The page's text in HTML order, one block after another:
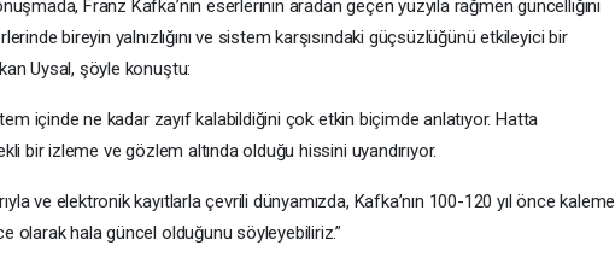
Franz Kafka’nın eserlerinin aradan geçen yüzyıla rağmen güncelliğini
bireyin yalnızlığını ve sistem karşısındaki güçsüzlüğünü etkileyici bir
Uysal, şöyle konuştu:
içinde ne kadar zayıf kalabildiğini çok etkin biçimde anlatıyor. Hatta
bir izleme ve gözlem altında olduğu hissini uyandırıyor.
ve elektronik kayıtlarla çevrili dünyamızda, Kafka’nın 100-120 yıl önce kaleme
olarak hala güncel olduğunu söyleyebiliriz.”